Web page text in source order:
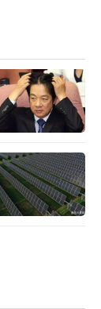
易前景仍
过在第三
引起了美
，特朗普
在通过不
中国建立
西哥、越